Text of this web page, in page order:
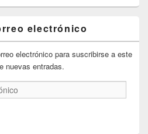
electrónico
electrónico para suscribirse a este
nuevas entradas.